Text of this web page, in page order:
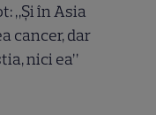
„Și în Asia
cancer, dar
nici ea”